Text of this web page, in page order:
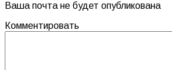
Ваша почта не будет опубликована
Комментировать